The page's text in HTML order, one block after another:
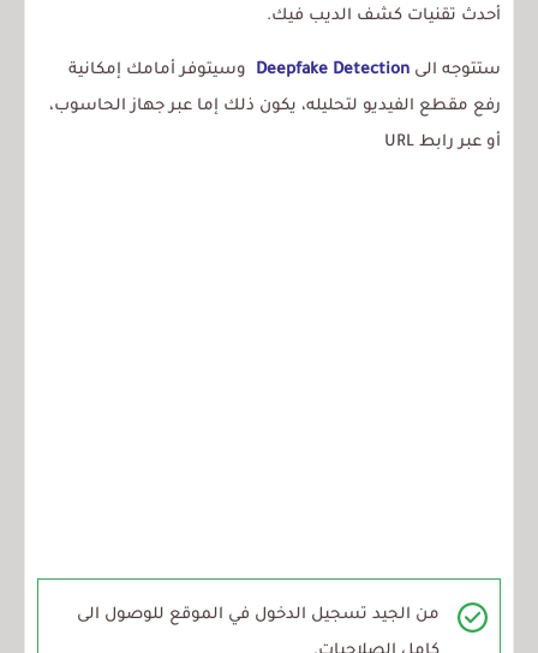
أحدث تقنيات كشف الديب فيك.
ستتوجه الى Deepfake Detection وسيتوفر أمامك إمكانية
رفع مقطع الفيديو لتحليله، يكون ذلك إما عبر جهاز الحاسوب،
أو عبر رابط URL
من الجيد تسجيل الدخول في الموقع للوصول الى